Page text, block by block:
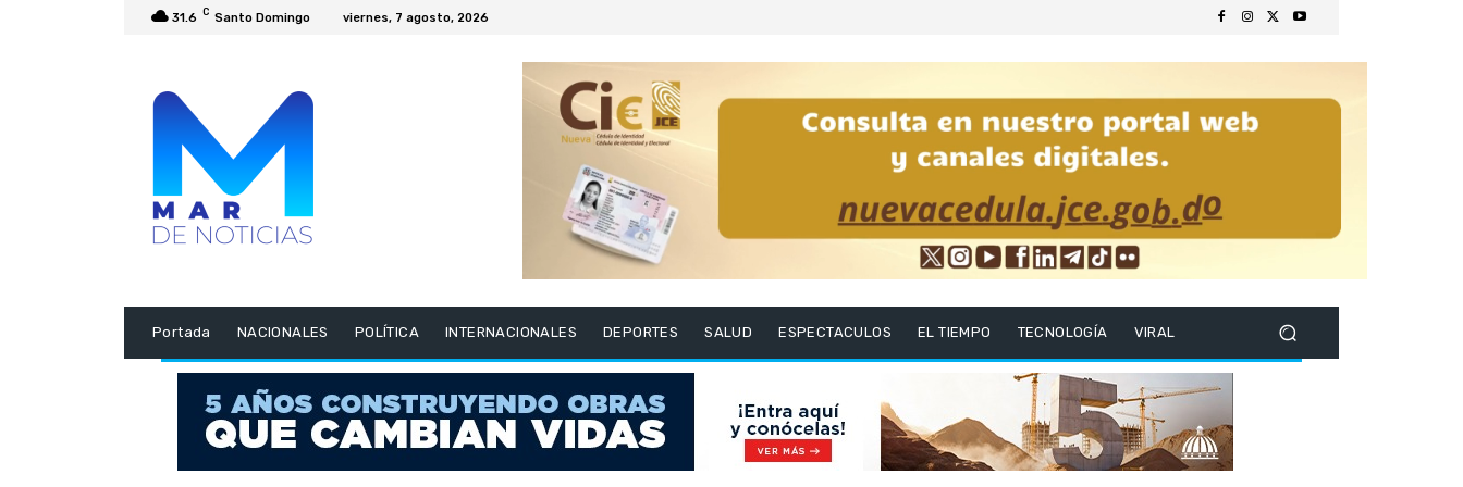
31.6 C Santo Domingo viernes, 7 agosto, 2026
Portada NACIONALES POLÍTICA INTERNACIONALES DEPORTES SALUD ESPECTACULOS EL TIEMPO TECNOLOGÍA VIRAL